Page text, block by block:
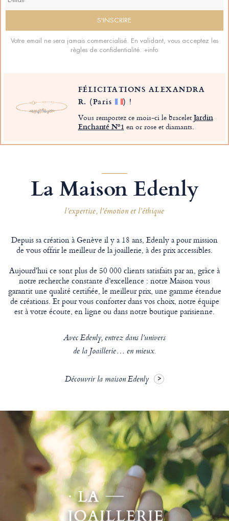
Votre email ne sera jamais commercialisé. En validant, vous acceptez les
règles de confidentialité. +info
FÉLICITATIONS ALEXANDRA
R. (Paris ) !
Vous remportez ce mois-ci le braceletJardin
Enchanté Nº1 en or rose et diamants.
La Maison Edenly
l’expertise, l’émotion et l’éthique
Depuis sa création à Genève il y a 18 ans, Edenly a pour mission
de vous offrir le meilleur de la joaillerie, à des prix accessibles.
Aujourd'hui ce sont plus de 50 000 clients satisfaits par an, grâce à
notre recherche constante d’excellence : notre Maison vous
garantit une qualité certifiée, le meilleur prix, une gamme étendue
de créations. Et pour vous conforter dans vos choix, notre équipe
est à votre écoute, en ligne ou dans notre boutique parisienne.
Avec Edenly, entrez dans l’univers
de la Joaillerie… en mieux.
Découvrir la maison Edenly